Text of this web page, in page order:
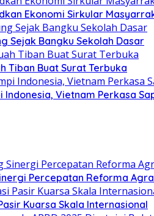
Ekonomi Sirkular
Sejak Bangku Sekolah Dasar
Tiban Buat Surat Terbuka
Vietnam Perkasa
Percepatan Reforma
Kuarsa Skala Internasional